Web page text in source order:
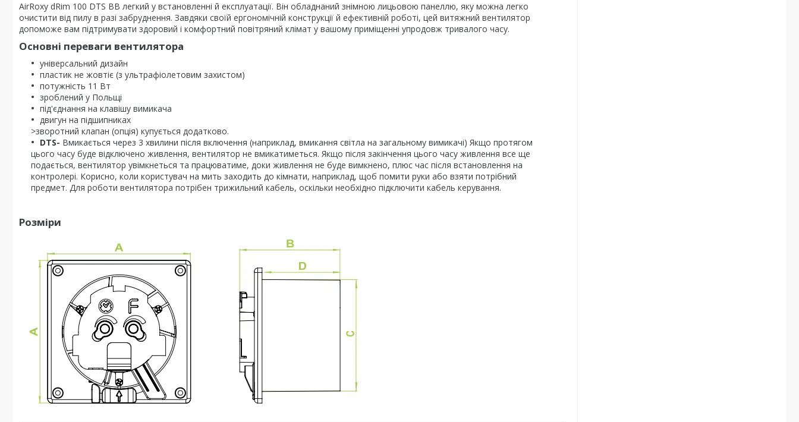
AirRoxy dRim 100 DTS BB легкий у встановленні й експлуатації. Він обладнаний знімною лицьовою панеллю, яку можна легко
очистити від пилу в разі забруднення. Завдяки своїй ергономічній конструкції й ефективній роботі, цей витяжний вентилятор
допоможе вам підтримувати здоровий і комфортний повітряний клімат у вашому приміщенні упродовж тривалого часу.
Основні переваги вентилятора
універсальний дизайн
пластик не жовтіє (з ультрафіолетовим захистом)
потужність 11 Вт
зроблений у Польщі
під'єднання на клавішу вимикача
двигун на підшипниках
>зворотний клапан (опція) купується додатково.
DTS- Вмикається через 3 хвилини після включення (наприклад, вмикання світла на загальному вимикачі) Якщо протягом
цього часу буде відключено живлення, вентилятор не вмикатиметься. Якщо після закінчення цього часу живлення все ще
подається, вентилятор увімкнеться та працюватиме, доки живлення не буде вимкнено, плюс час після встановлення на
контролері. Корисно, коли користувач на мить заходить до кімнати, наприклад, щоб помити руки або взяти потрібний
предмет. Для роботи вентилятора потрібен трижильний кабель, оскільки необхідно підключити кабель керування.
Розміри